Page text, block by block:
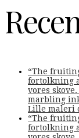
“The
fortolkning
vores
marbling
Lille maleri
“The
fortolkning